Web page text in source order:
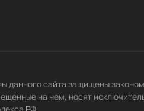
сайта защищены
на нем, носят